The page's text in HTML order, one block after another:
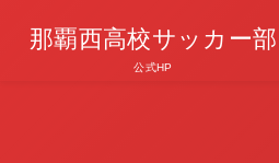
那覇西高校サッカー部
公式HP